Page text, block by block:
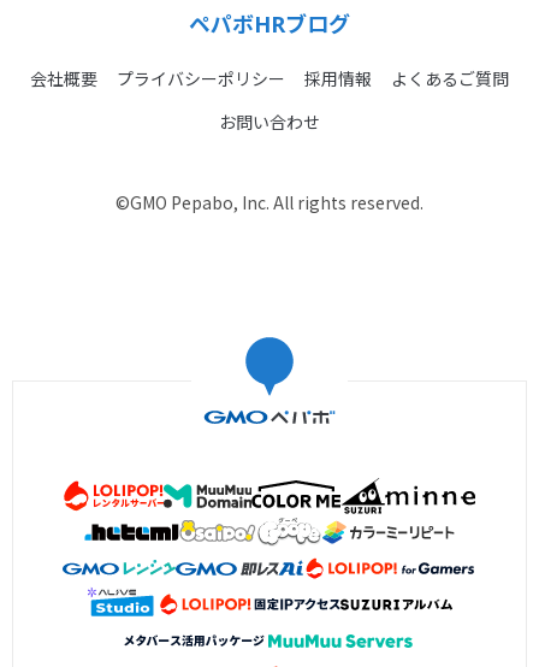
ペパボHRブログ
会社概要 プライバシーポリシー 採用情報
よくあるご質問
お問い合わせ
©GMO Pepabo, Inc. All rights reserved.